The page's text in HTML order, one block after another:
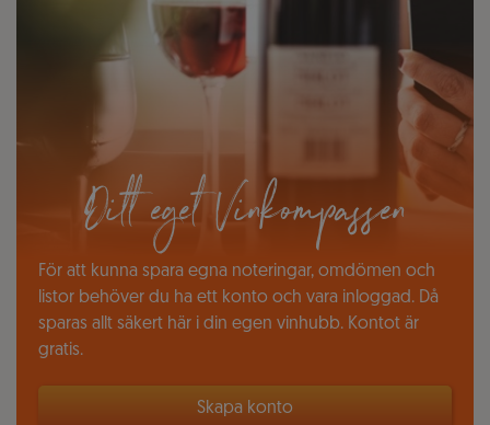
Ditt eget Vinkompassen
För att kunna spara egna noteringar, omdömen och
listor behöver du ha ett konto och vara inloggad. Då
sparas allt säkert här i din egen vinhubb. Kontot är
gratis.
Skapa konto